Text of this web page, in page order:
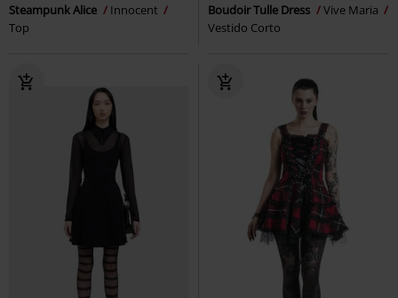
Steampunk Alice
Innocent
Top
Boudoir Tulle Dress
Vive Maria
Vestido Corto